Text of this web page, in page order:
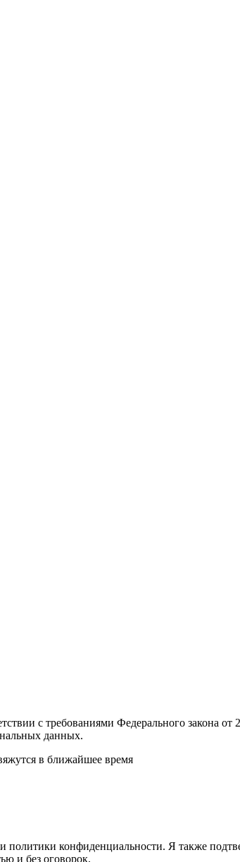
с требованиями Федерального
данных.
в ближайшее время
политики конфиденциальности. Я также
и без оговорок.